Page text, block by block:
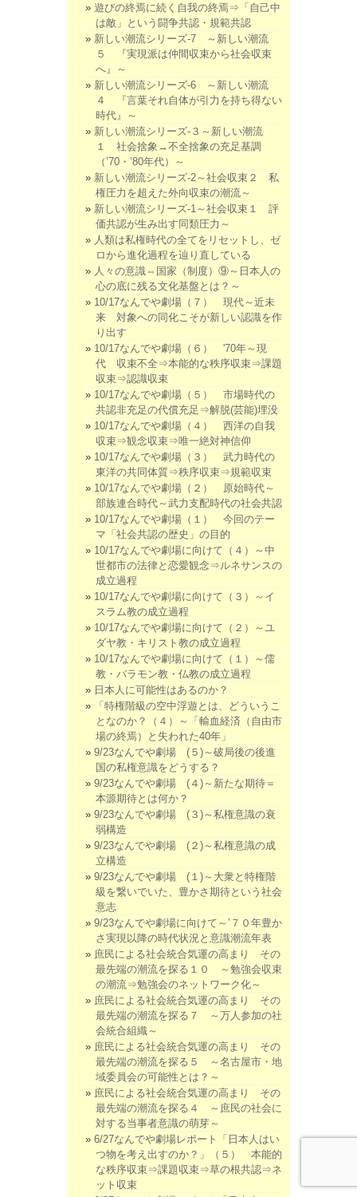
遊びの終焉に続く自我の終焉⇒「自己中
は敵」という闘争共認・規範共認
新しい潮流シリーズ-7 ～新しい潮流
５ 『実現派は仲間収束から社会収束
へ』～
新しい潮流シリーズ-6 ～新しい潮流
４ 『言葉それ自体が引力を持ち得ない
時代』～
新しい潮流シリーズ-３～新しい潮流
１ 社会捨象→不全捨象の充足基調
（’70・’80年代）～
新しい潮流シリーズ-2～社会収束２ 私
権圧力を超えた外向収束の潮流～
新しい潮流シリーズ-1～社会収束１ 評
価共認が生み出す同類圧力～
人類は私権時代の全てをリセットし、ゼ
ロから進化過程を辿り直している
人々の意識⇔国家（制度）⑨～日本人の
心の底に残る文化基盤とは？～
10/17なんでや劇場（７） 現代～近未
来 対象への同化こそが新しい認識を作
り出す
10/17なんでや劇場（６） '70年～現
代 収束不全⇒本能的な秩序収束⇒課題
収束⇒認識収束
10/17なんでや劇場（５） 市場時代の
共認非充足の代償充足⇒解脱(芸能)埋没
10/17なんでや劇場（４） 西洋の自我
収束⇒観念収束⇒唯一絶対神信仰
10/17なんでや劇場（３） 武力時代の
東洋の共同体質⇒秩序収束⇒規範収束
10/17なんでや劇場（２） 原始時代～
部族連合時代～武力支配時代の社会共認
10/17なんでや劇場（１） 今回のテー
マ「社会共認の歴史」の目的
10/17なんでや劇場に向けて（４）～中
世都市の法律と恋愛観念⇒ルネサンスの
成立過程
10/17なんでや劇場に向けて（３）～イ
スラム教の成立過程
10/17なんでや劇場に向けて（２）～ユ
ダヤ教・キリスト教の成立過程
10/17なんでや劇場に向けて（１）～儒
教・バラモン教・仏教の成立過程
日本人に可能性はあるのか？
「特権階級の空中浮遊とは、どういうこ
となのか？（４）～「輸血経済（自由市
場の終焉）と失われた40年」
9/23なんでや劇場 (５)～破局後の後進
国の私権意識をどうする？
9/23なんでや劇場 (４)～新たな期待＝
本源期待とは何か？
9/23なんでや劇場 (３)～私権意識の衰
弱構造
9/23なんでや劇場 (２)～私権意識の成
立構造
9/23なんでや劇場 (１)～大衆と特権階
級を繋いでいた、豊かさ期待という社会
意志
9/23なんでや劇場に向けて～’７０年豊か
さ実現以降の時代状況と意識潮流年表
庶民による社会統合気運の高まり その
最先端の潮流を探る１０ ～勉強会収束
の潮流⇒勉強会のネットワーク化～
庶民による社会統合気運の高まり その
最先端の潮流を探る７ ～万人参加の社
会統合組織～
庶民による社会統合気運の高まり その
最先端の潮流を探る５ ～名古屋市・地
域委員会の可能性とは？～
庶民による社会統合気運の高まり その
最先端の潮流を探る４ ～庶民の社会に
対する当事者意識の萌芽～
6/27なんでや劇場レポート「日本人はい
つ物を考え出すのか？」（５） 本能的
な秩序収束⇒課題収束⇒草の根共認⇒ネ
ット収束